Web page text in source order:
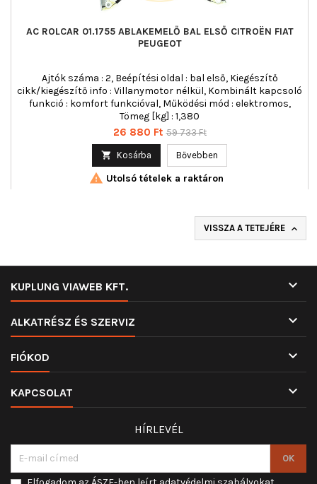
AC ROLCAR 01.1755 ABLAKEMELŐ BAL ELSŐ CITROËN FIAT
PEUGEOT
Ajtók száma : 2, Beépítési oldal : bal első, Kiegészítő
cikk/kiegészítő info : Villanymotor nélkül, Kombinált kapcsoló
funkció : komfort funkcióval, Működési mód : elektromos,
Tömeg [kg] : 1,380
Ár
26 880 Ft Normál
59 733 Ft
 Kosárba Bővebben
 Utolsó tételek a raktáron
VISSZA A TETEJÉRE 
KUPLUNG VIAWEB KFT. 
ALKATRÉSZ ÉS SZERVIZ 
FIÓKOD 
KAPCSOLAT 
HÍRLEVÉL